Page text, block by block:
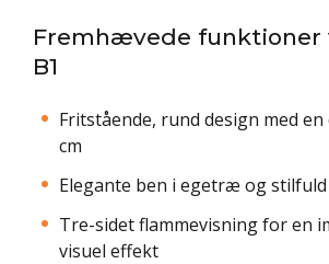
Fremhævede funktioner
B1
Fritstående, rund design med
cm
Elegante ben i egetræ og
Tre-sidet flammevisning for en
visuel effekt